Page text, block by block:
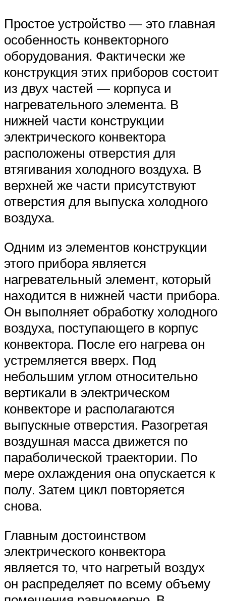
Простое устройство — это главная
особенность конвекторного
оборудования. Фактически же
конструкция этих приборов состоит
из двух частей — корпуса и
нагревательного элемента. В
нижней части конструкции
электрического конвектора
расположены отверстия для
втягивания холодного воздуха. В
верхней же части присутствуют
отверстия для выпуска холодного
воздуха.
Одним из элементов конструкции
этого прибора является
нагревательный элемент, который
находится в нижней части прибора.
Он выполняет обработку холодного
воздуха, поступающего в корпус
конвектора. После его нагрева он
устремляется вверх. Под
небольшим углом относительно
вертикали в электрическом
конвекторе и располагаются
выпускные отверстия. Разогретая
воздушная масса движется по
параболической траектории. По
мере охлаждения она опускается к
полу. Затем цикл повторяется
снова.
Главным достоинством
электрического конвектора
является то, что нагретый воздух
он распределяет по всему объему